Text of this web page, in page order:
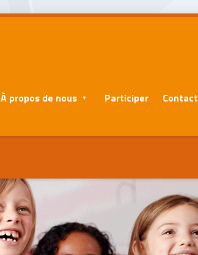
À propos de nous Participer Contact